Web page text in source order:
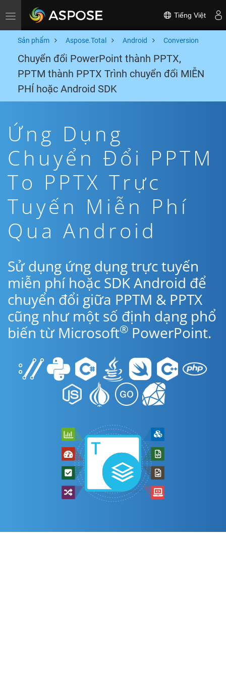
Toggle navigation Tiếng Việt
Sản phẩm Aspose.Total Android Conversion
Chuyển đổi PowerPoint thành PPTX,
PPTM thành PPTX Trình chuyển đổi MIỄN
PHÍ hoặc Android SDK
Ứng Dụng
Chuyển Đổi PPTM
To PPTX Trực
Tuyến Miễn Phí
Qua Android
Sử dụng ứng dụng trực tuyến
miễn phí hoặc SDK Android để
chuyển đổi giữa PPTM & PPTX
cũng như một số định dạng phổ
biến từ Microsoft® PowerPoint.